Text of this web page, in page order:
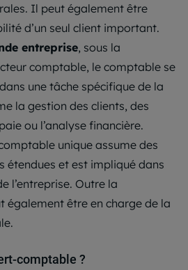
Il peut également être
d’un seul client important.
entreprise, sous la
comptable, le comptable se
une tâche spécifique de la
la gestion des clients, des
ou l’analyse financière.
unique assume des
étendues et est impliqué dans
l’entreprise. Outre la
également être en charge de la
comptable ?